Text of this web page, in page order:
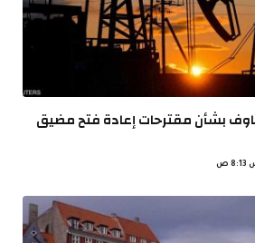
بشأن مقترحات إعادة فتح مضيق